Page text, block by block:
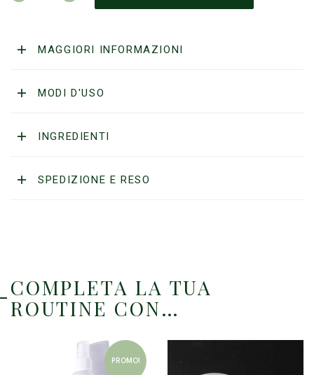
Band
MAGGIORI INFORMAZIONI
MODI D'USO
INGREDIENTI
SPEDIZIONE E RESO
COMPLETA LA TUA
ROUTINE CON…
PROMO!